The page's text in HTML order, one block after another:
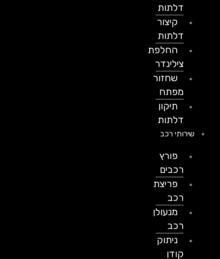
דלתות
קיצור
דלתות
החלפת
צילינדר
שחזור
מפתח
תיקון
דלתות
שירותי רכב
פורץ
רכבים
פריצת
מנעולן
ניתוק